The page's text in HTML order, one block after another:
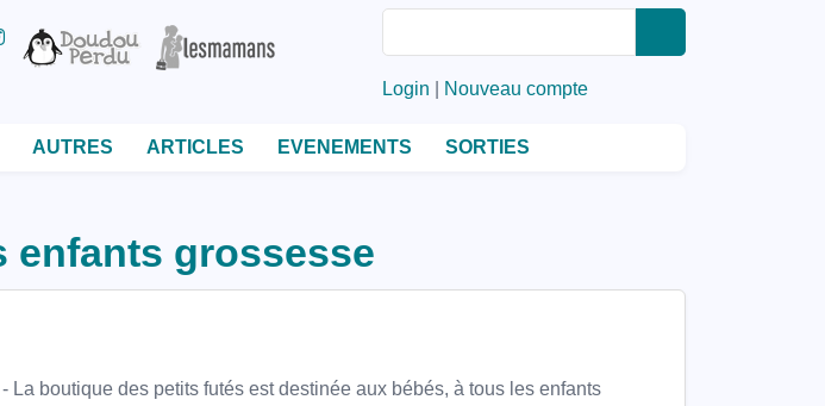
Login Nouveau compte
AUTRES ARTICLES EVENEMENTS SORTIES
enfants grossesse
La boutique des petits futés est destinée aux bébés, à tous les enfants